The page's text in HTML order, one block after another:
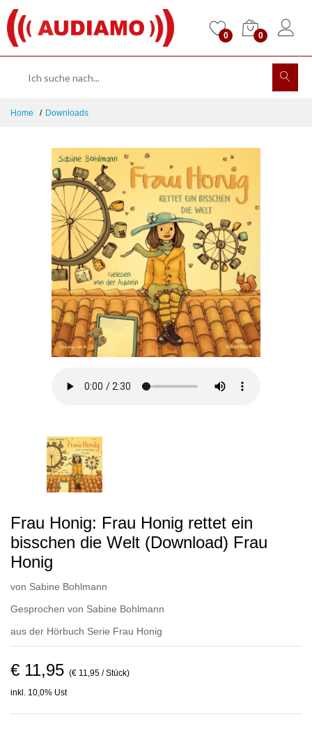
0 0
Home Downloads
Frau Honig: Frau Honig rettet ein
bisschen die Welt (Download) Frau
Honig
von Sabine Bohlmann
Gesprochen von Sabine Bohlmann
aus der Hörbuch Serie Frau Honig
€ 11,95 (€ 11,95 / Stück)
inkl. 10,0% Ust